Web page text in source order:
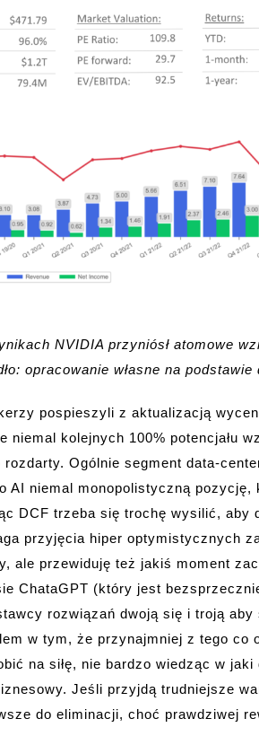
NVIDIA przyniósł atomowe
opracowanie własne na podstawie
pospieszyli z aktualizacją
niemal kolejnych 100% potencjału
Ogólnie segment data-
AI niemal monopolistyczną
DCF trzeba się trochę wysilić, aby
przyjęcia hiper optymistycznych
ale przewiduję też jakiś moment
ChataGPT (który jest
rozwiązań dwoją się i troją aby
w tym, że przynajmniej z tego co
na siłę, nie bardzo wiedząc w jaki
Jeśli przyjdą trudniejsze
do eliminacji, choć prawdziwej